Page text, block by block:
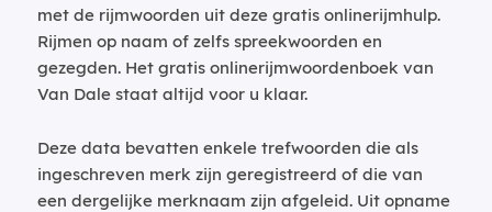
met de rijmwoorden uit deze gratis onlinerijmhulp.
Rijmen op naam of zelfs spreekwoorden en
gezegden. Het gratis onlinerijmwoordenboek van
Van Dale staat altijd voor u klaar.
Deze data bevatten enkele trefwoorden die als
ingeschreven merk zijn geregistreerd of die van
een dergelijke merknaam zijn afgeleid. Uit opname